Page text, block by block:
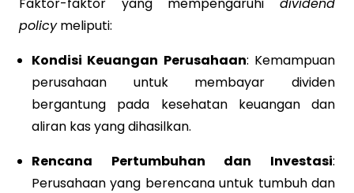
policymeliputi:
Kondisi Keuangan Perusahaan: Kemampuan
perusahaan untuk membayar dividen
bergantung pada kesehatan keuangan dan
aliran kas yang dihasilkan.
Rencana Pertumbuhan dan Investasi:
Perusahaan yang berencana untuk tumbuh dan